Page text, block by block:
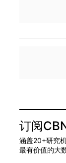
订阅
涵盖20+研究
最有价值的大